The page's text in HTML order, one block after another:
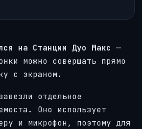
на Станции Дуо Макс —
можно совершать прямо
с экраном.
отдельное
Оно использует
и микрофон, поэтому для